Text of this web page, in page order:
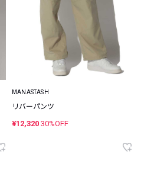
MANASTASH
リバーパンツ
¥12,320 30%OFF